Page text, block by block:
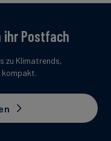
ihr Postfach
zu Klimatrends,
kompakt.